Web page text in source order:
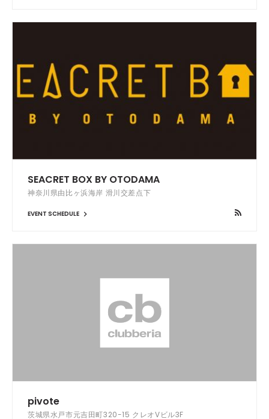
SEACRET BOX BY OTODAMA
神奈川県由比ヶ浜海岸 滑川交差点下
EVENT SCHEDULE
pivote
茨城県水戸市元吉田町320-15 クレオVビル3F